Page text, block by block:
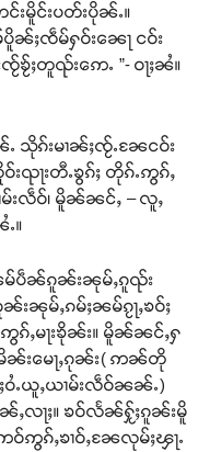
းမိူင်းပတ်းပိုၼ်ႉ။
ၼ်ႈၸဵမ်ႁဝ်းၼေႃ ငဝ်း
ႈတူၺ်းဢေႉ ”- ဝႃႈၼႆ။
သိုၵ်းမၢၼ်ႈၸႂ်ႉၼႄငဝ်း
းၺႃးတီႉၶွၵ်ႈ တိုၵ်ႉဢွၵ်ႇ
းလဵဝ်၊ မိူၼ်ၼင်ႇ – လူႇ
။
မ်ပဵၼ်ၵူၼ်းၼုမ်ႇၵူၺ်း
ၼုမ်ႇၵမ်ႈၼမ်ၵႂႃႇၶဝ်ႈ
ဢွၵ်ႇမႃးၶိုၼ်း။ မိူၼ်ၼင်ႇႁ
မိၼ်းမေႃႇၵုၼ်း( ဢၼ်တို
ဝႆႉယူႇယၢမ်းလဵဝ်ၼၼ်ႉ)
ၼ်ႇလႃႈ။ ၶဝ်လႅၼ်ႁႂ်ႈၵူၼ်းမိူ
ဢွၵ်ႇၶၢဝ်ႇၼႄလုမ်ႈၾႃႉ